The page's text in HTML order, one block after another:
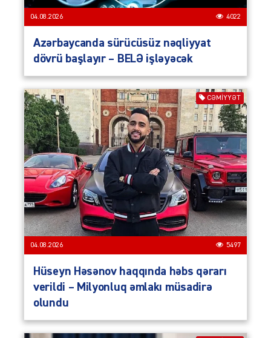
04.08.2026 4022
Azərbaycanda sürücüsüz nəqliyyat
dövrü başlayır – BELƏ işləyəcək
CƏMIYYƏT
04.08.2026 5497
Hüseyn Həsənov haqqında həbs qərarı
verildi – Milyonluq əmlakı müsadirə
olundu